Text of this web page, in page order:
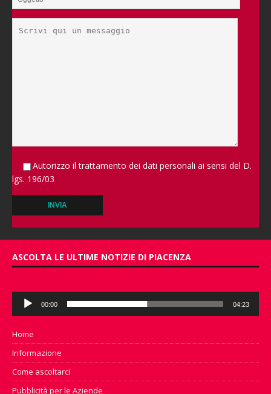
Autorizzo il trattamento dei dati personali ai sensi del D.
lgs. 196/03
A
t
e
i
v
e
:
ASCOLTA LE ULTIME NOTIZIE DI PIACENZA
Audio
Player
00:00 04:23
Home
Informazione
Come ascoltarci
Pubblicità per le Aziende